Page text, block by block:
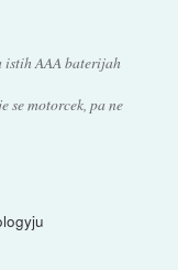
istih AAA baterijah
se motorcek, pa ne